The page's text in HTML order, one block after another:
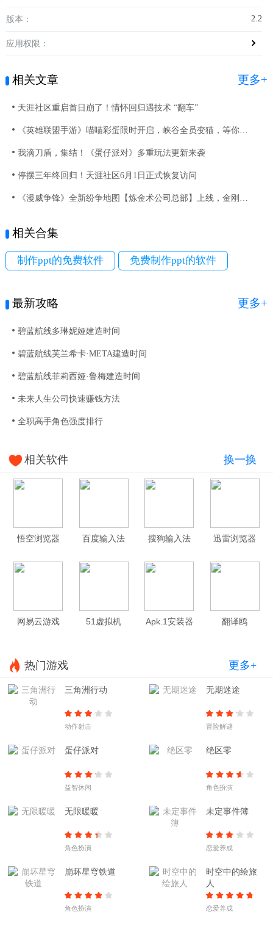
版本： 2.2
应用权限：
相关文章 更多+
天涯社区重启首日崩了！情怀回归遇技术 “翻车”
我滴刀盾，集结！《蛋仔派对》多重玩法更新来袭
停摆三年终回归！天涯社区6月1日正式恢复访问
相关合集
制作ppt的免费软件 免费制作ppt的软件
最新攻略 更多+
碧蓝航线多琳妮娅建造时间
碧蓝航线芙兰希卡·META建造时间
碧蓝航线菲莉西娅·鲁梅建造时间
未来人生公司快速赚钱方法
全职高手角色强度排行
相关软件 换一换
悟空浏览器 百度输入法 搜狗输入法 迅雷浏览器
网易云游戏 51虚拟机 Apk.1安装器 翻译鸥
热门游戏 更多+
三角洲行动
动作射击
无期迷途
冒险解谜
蛋仔派对
益智休闲
绝区零
角色扮演
无限暖暖
角色扮演
未定事件簿
恋爱养成
崩坏星穹铁道
角色扮演
时空中的绘旅
人
恋爱养成